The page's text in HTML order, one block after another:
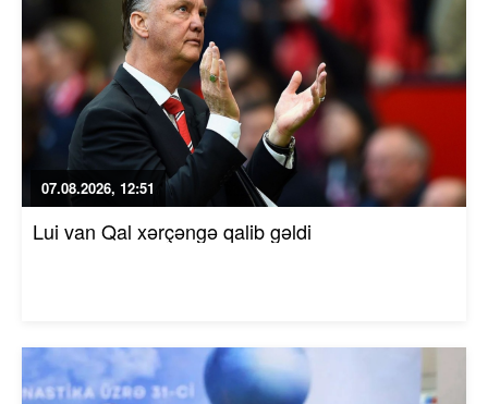
07.08.2026, 12:51
Lui van Qal xərçəngə qalib gəldi